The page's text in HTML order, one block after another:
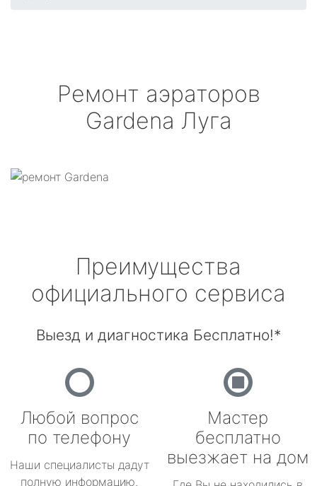
Ремонт аэраторов
Gardena Луга
Преимущества
официального сервиса
Выезд и диагностика Бесплатно!*
Любой вопрос
по телефону
Наши специалисты дадут
полную информацию.
Мастер
бесплатно
выезжает на дом